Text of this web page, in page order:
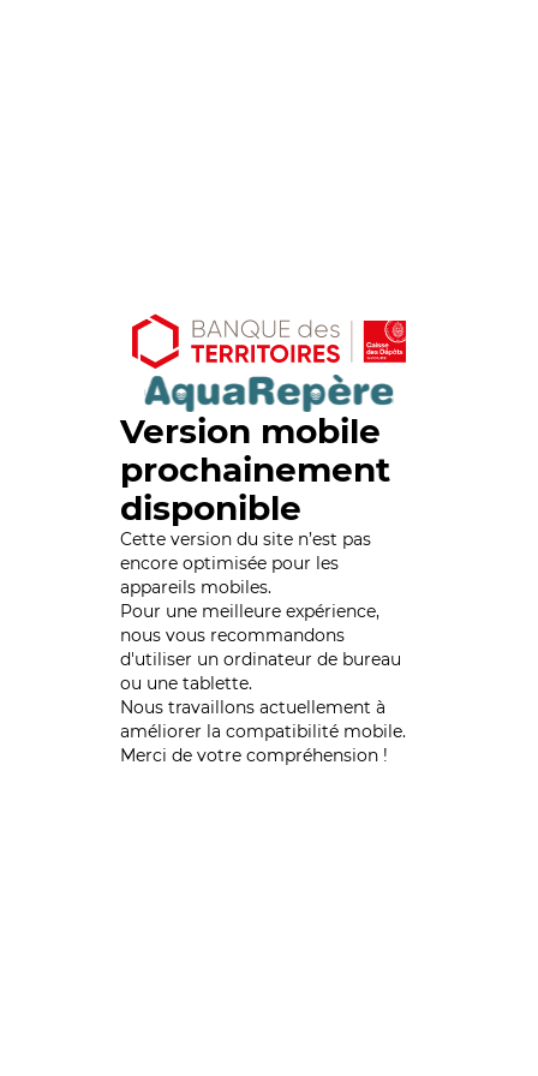
Version mobile
prochainement
disponible
Cette version du site n’est pas
encore optimisée pour les
appareils mobiles.
Pour une meilleure expérience,
nous vous recommandons
d'utiliser un ordinateur de bureau
ou une tablette.
Nous travaillons actuellement à
améliorer la compatibilité mobile.
Merci de votre compréhension !